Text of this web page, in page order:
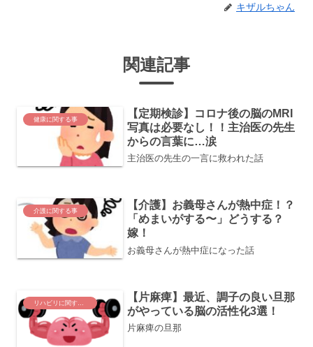
キザルちゃん
関連記事
健康に関する事
【定期検診】コロナ後の脳のMRI
写真は必要なし！！主治医の先生
からの言葉に…涙
主治医の先生の一言に救われた話
介護に関する事
【介護】お義母さんが熱中症！？
「めまいがする〜」どうする？
嫁！
お義母さんが熱中症になった話
【片麻痺】最近、調子の良い旦那
がやっている脳の活性化3選！
片麻痺の旦那